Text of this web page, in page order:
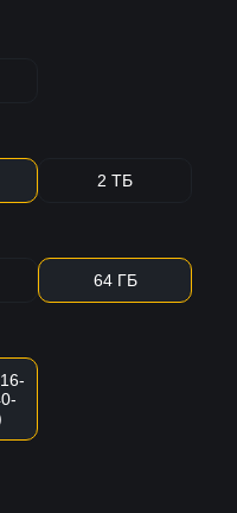
2 ТБ
64 ГБ